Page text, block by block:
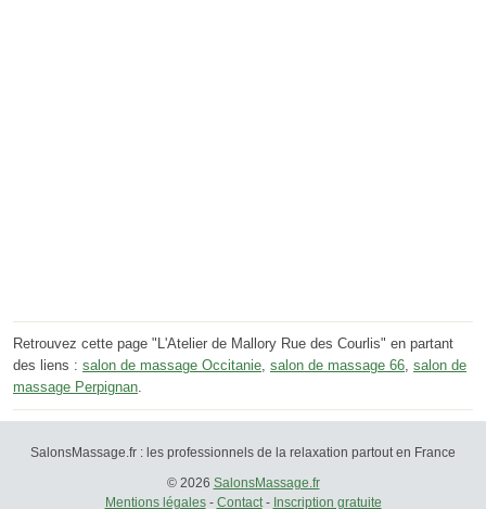
Retrouvez cette page "L'Atelier de Mallory Rue des Courlis" en partant
des liens : salon de massage Occitanie, salon de massage 66, salon de
massage Perpignan.
SalonsMassage.fr : les professionnels de la relaxation partout en France
© 2026 SalonsMassage.fr
Mentions légales- Contact- Inscription gratuite